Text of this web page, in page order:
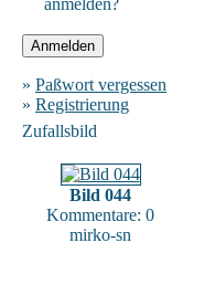
anmelden?
» Paßwort vergessen
» Registrierung
Zufallsbild
Bild 044
Kommentare: 0
mirko-sn